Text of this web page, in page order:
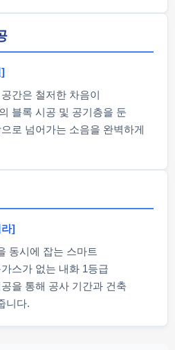
]
간은 철저한 차음이
블록 시공 및 공기층을 둔
로 넘어가는 소음을 완벽하게
라]
동시에 잡는 스마트
스가 없는 내화 1등급
을 통해 공사 기간과 건축
니다.